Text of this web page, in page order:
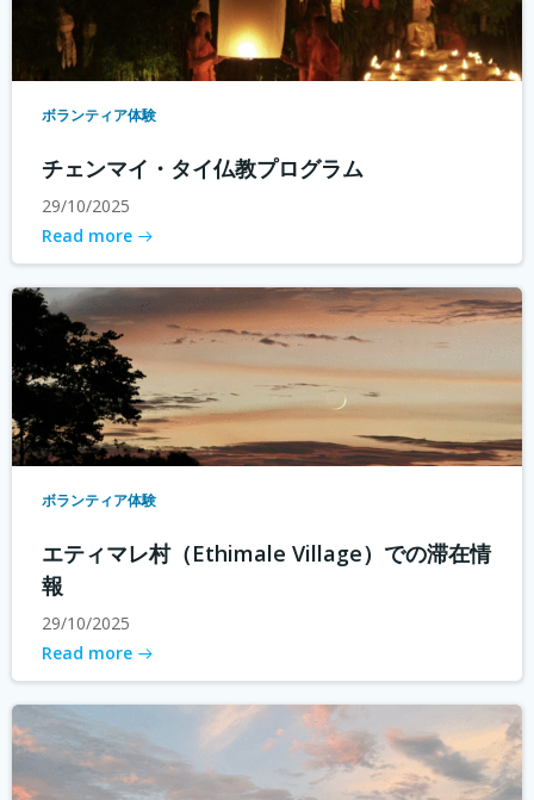
ボランティア体験
チェンマイ・タイ仏教プログラム
29/10/2025
Read more
ボランティア体験
エティマレ村（Ethimale Village）での滞在情
報
29/10/2025
Read more